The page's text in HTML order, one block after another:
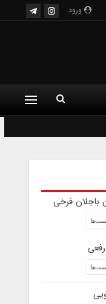
ورود
فرخی